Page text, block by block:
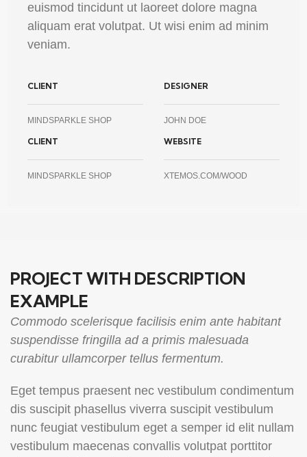
euismod tincidunt ut laoreet dolore magna
aliquam erat volutpat. Ut wisi enim ad minim
veniam.
CLIENT
MINDSPARKLE SHOP
DESIGNER
JOHN DOE
CLIENT
MINDSPARKLE SHOP
WEBSITE
XTEMOS.COM/WOOD
PROJECT WITH DESCRIPTION
EXAMPLE
Commodo scelerisque facilisis enim ante habitant
suspendisse fringilla ad a primis malesuada
curabitur ullamcorper tellus fermentum.
Eget tempus praesent nec vestibulum condimentum
dis suscipit phasellus viverra suscipit vestibulum
nunc feugiat vestibulum eget a semper id elit nullam
vestibulum maecenas convallis volutpat porttitor